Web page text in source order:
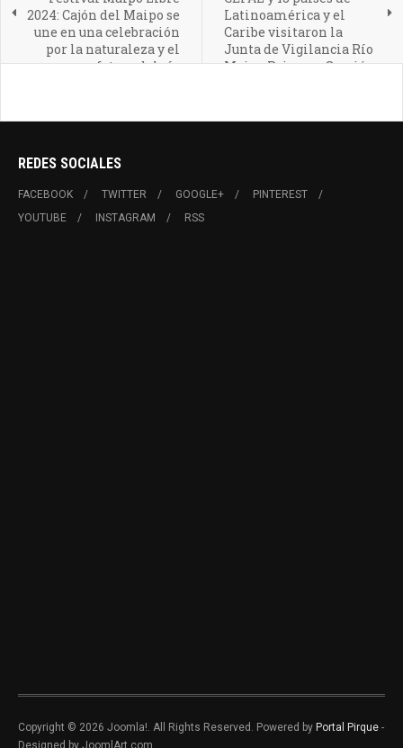
2024: Cajón del Maipo se
une en una celebración
por la naturaleza y el
futuro del río
Latinoamérica y el
Caribe visitaron la
Junta de Vigilancia Río
Maipo Primera Sección
REDES SOCIALES
FACEBOOK TWITTER GOOGLE+
PINTEREST
YOUTUBE
INSTAGRAM RSS
Copyright © 2026 Joomla!. All Rights Reserved. Powered by Portal Pirque -
Designed by JoomlArt.com.